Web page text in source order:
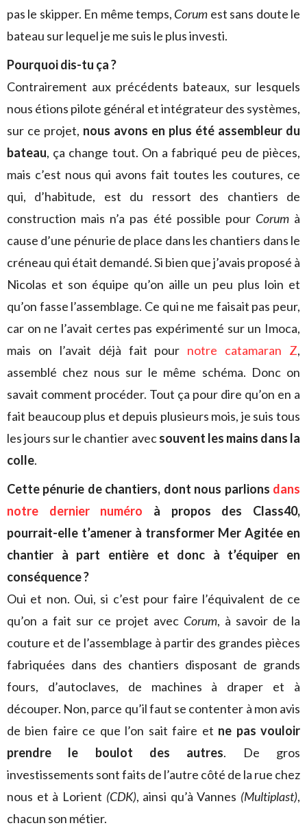
pas le skipper. En même temps, Corum est sans doute le
bateau sur lequel je me suis le plus investi.
Pourquoi dis-tu ça ?
Contrairement aux précédents bateaux, sur lesquels
nous étions pilote général et intégrateur des systèmes,
sur ce projet, nous avons en plus été assembleur du
bateau, ça change tout. On a fabriqué peu de pièces,
mais c’est nous qui avons fait toutes les coutures, ce
qui, d’habitude, est du ressort des chantiers de
construction mais n’a pas été possible pour Corumà
cause d’une pénurie de place dans les chantiers dans le
créneau qui était demandé. Si bien que j’avais proposé à
Nicolas et son équipe qu’on aille un peu plus loin et
qu’on fasse l’assemblage. Ce qui ne me faisait pas peur,
car on ne l’avait certes pas expérimenté sur un Imoca,
mais on l’avait déjà fait pour notre catamaran Z,
assemblé chez nous sur le même schéma. Donc on
savait comment procéder. Tout ça pour dire qu’on en a
fait beaucoup plus et depuis plusieurs mois, je suis tous
les jours sur le chantier avecsouvent les mains dans la
colle.
Cette pénurie de chantiers, dont nous parlions dans
notre dernier numéro à propos des Class40,
pourrait-elle t’amener à transformer Mer Agitée en
chantier à part entière et donc à t’équiper en
conséquence ?
Oui et non. Oui, si c’est pour faire l’équivalent de ce
qu’on a fait sur ce projet avec Corum, à savoir de la
couture et de l’assemblage à partir des grandes pièces
fabriquées dans des chantiers disposant de grands
fours, d’autoclaves, de machines à draper et à
découper. Non, parce qu’il faut se contenter à mon avis
de bien faire ce que l’on sait faire et ne pas vouloir
prendre le boulot des autres. De gros
investissements sont faits de l’autre côté de la rue chez
nous et à Lorient (CDK), ainsi qu’à Vannes (Multiplast),
chacun son métier.